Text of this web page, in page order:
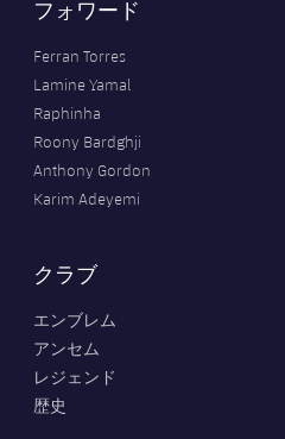
フォワード
Ferran Torres
Lamine Yamal
Raphinha
Roony Bardghji
Anthony Gordon
Karim Adeyemi
クラブ
エンブレム
アンセム
レジェンド
歴史